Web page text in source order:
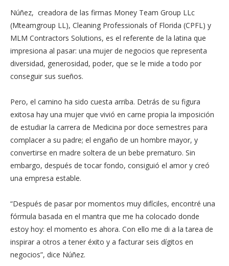
Núñez, creadora de las firmas Money Team Group LLc
(Mteamgroup LL), Cleaning Professionals of Florida (CPFL) y
MLM Contractors Solutions, es el referente de la latina que
impresiona al pasar: una mujer de negocios que representa
diversidad, generosidad, poder, que se le mide a todo por
conseguir sus sueños.
Pero, el camino ha sido cuesta arriba. Detrás de su figura
exitosa hay una mujer que vivió en carne propia la imposición
de estudiar la carrera de Medicina por doce semestres para
complacer a su padre; el engaño de un hombre mayor, y
convertirse en madre soltera de un bebe prematuro. Sin
embargo, después de tocar fondo, consiguió el amor y creó
una empresa estable.
“Después de pasar por momentos muy difíciles, encontré una
fórmula basada en el mantra que me ha colocado donde
estoy hoy: el momento es ahora. Con ello me di a la tarea de
inspirar a otros a tener éxito y a facturar seis dígitos en
negocios”, dice Núñez.